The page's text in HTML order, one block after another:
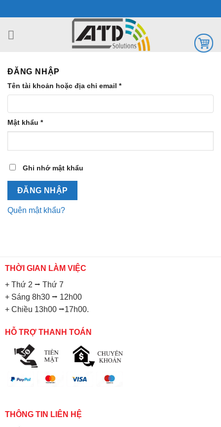
đến
nội
ĐĂNG NHẬP
Tên tài khoản hoặc địa chỉ email *
Mật khẩu *
Ghi nhớ mật khẩu
ĐĂNG NHẬP
Quên mật khẩu?
THỜI GIAN LÀM VIỆC
+ Thứ 2 ⭢ Thứ 7
+ Sáng 8h30 ⭢ 12h00
+ Chiều 13h00 ⭢17h00.
HỖ TRỢ THANH TOÁN
THÔNG TIN LIÊN HỆ